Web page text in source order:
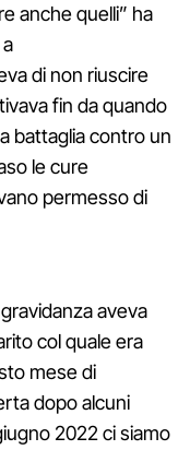
anche quelli” ha
di non riuscire
fin da quando
battaglia contro un
le cure
permesso di
aveva
col quale era
mese di
dopo alcuni
2022 ci siamo